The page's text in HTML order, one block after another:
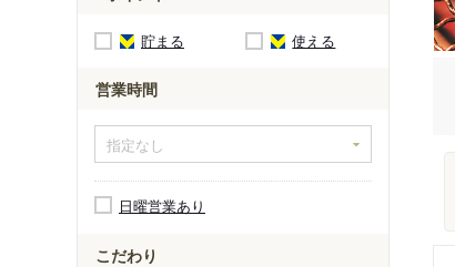
貯まる 使える
営業時間
日曜営業あり
こだわり